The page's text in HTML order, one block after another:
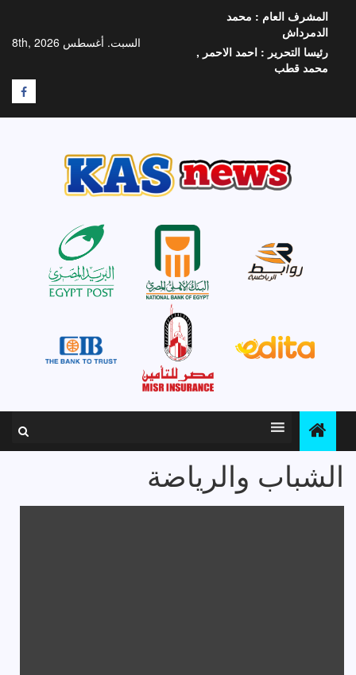
المحتوى
السبت. أغسطس 8th, 2026
المشرف العام : محمد
الدمرداش
رئيسا التحرير : احمد الاحمر ,
محمد قطب
F
الشباب والرياضة